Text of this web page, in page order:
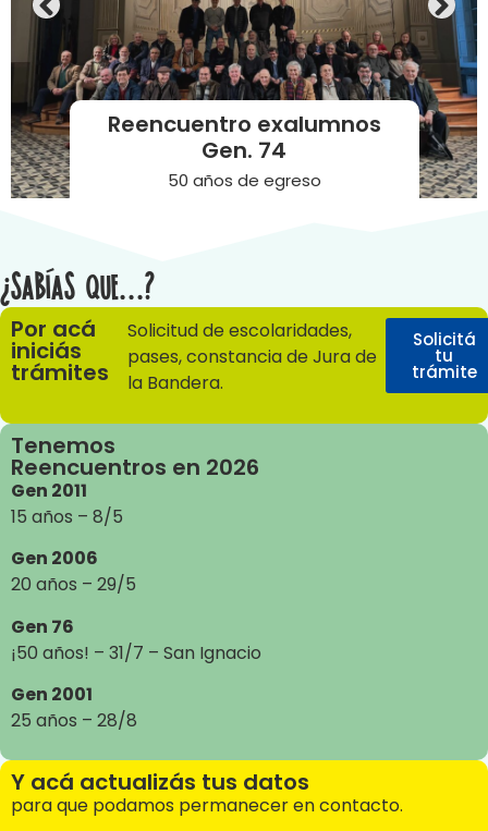
Voluntariado de
Exalumnos
Voluntarios en los diferentes
Movimientos
¿Sabías que...?
Por acá
iniciás
trámites
Solicitud de escolaridades,
pases, constancia de Jura de
la Bandera.
Solicitá
tu
trámite
Tenemos
Reencuentros en 2026
Gen 2011
15 años – 8/5
Gen 2006
20 años – 29/5
Gen 76
¡50 años! – 31/7 – San Ignacio
Gen 2001
25 años – 28/8
Y acá actualizás tus datos
para que podamos permanecer en contacto.